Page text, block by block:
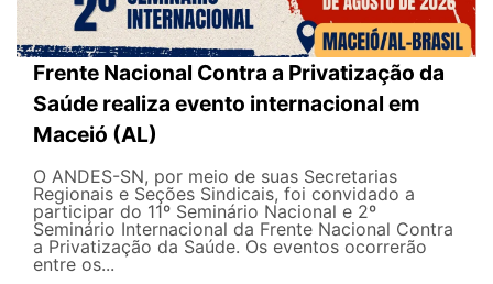
Frente Nacional Contra a Privatização da
Saúde realiza evento internacional em
Maceió (AL)
O ANDES-SN, por meio de suas Secretarias
Regionais e Seções Sindicais, foi convidado a
participar do 11º Seminário Nacional e 2º
Seminário Internacional da Frente Nacional Contra
a Privatização da Saúde. Os eventos ocorrerão
entre os...